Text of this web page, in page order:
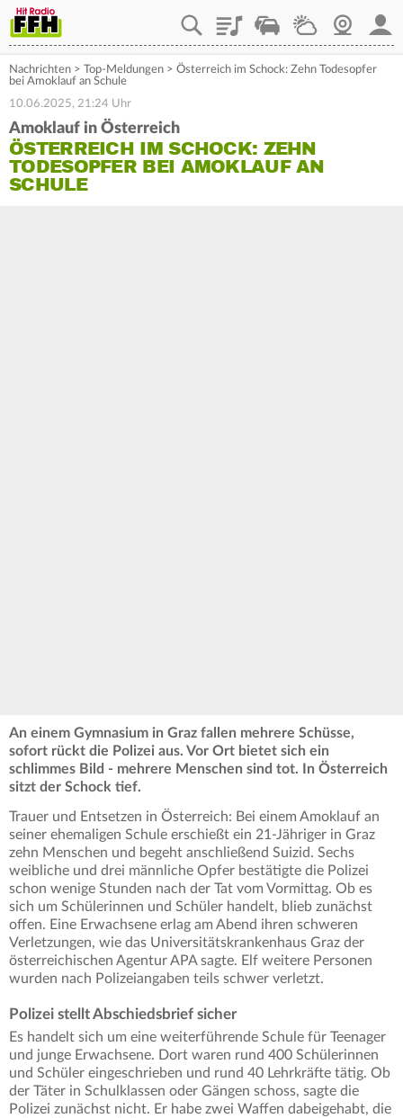
PlaylistStaupilotWetterWebcam
Nachrichten > Top-Meldungen > Österreich im Schock: Zehn Todesopfer
bei Amoklauf an Schule
10.06.2025, 21:24 Uhr
Amoklauf in Österreich
ÖSTERREICH IM SCHOCK: ZEHN
TODESOPFER BEI AMOKLAUF AN
SCHULE
An einem Gymnasium in Graz fallen mehrere Schüsse,
sofort rückt die Polizei aus. Vor Ort bietet sich ein
schlimmes Bild - mehrere Menschen sind tot. In Österreich
sitzt der Schock tief.
Trauer und Entsetzen in Österreich: Bei einem Amoklauf an
seiner ehemaligen Schule erschießt ein 21-Jähriger in Graz
zehn Menschen und begeht anschließend Suizid. Sechs
weibliche und drei männliche Opfer bestätigte die Polizei
schon wenige Stunden nach der Tat vom Vormittag. Ob es
sich um Schülerinnen und Schüler handelt, blieb zunächst
offen. Eine Erwachsene erlag am Abend ihren schweren
Verletzungen, wie das Universitätskrankenhaus Graz der
österreichischen Agentur APA sagte. Elf weitere Personen
wurden nach Polizeiangaben teils schwer verletzt.
Polizei stellt Abschiedsbrief sicher
Es handelt sich um eine weiterführende Schule für Teenager
und junge Erwachsene. Dort waren rund 400 Schülerinnen
und Schüler eingeschrieben und rund 40 Lehrkräfte tätig. Ob
der Täter in Schulklassen oder Gängen schoss, sagte die
Polizei zunächst nicht. Er habe zwei Waffen dabeigehabt, die